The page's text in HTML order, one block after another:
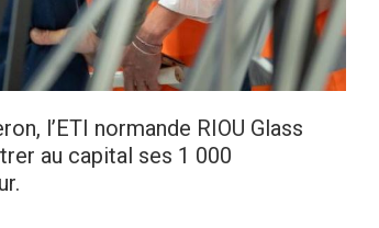
l’ETI normande RIOU Glass
au capital ses 1 000